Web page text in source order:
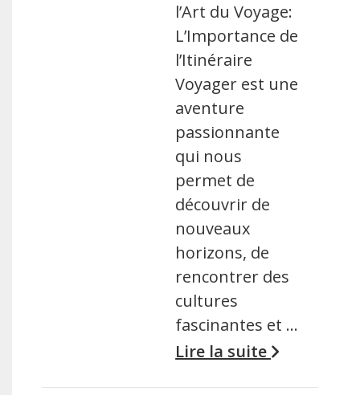
l’Art du Voyage:
L’Importance de
l’Itinéraire
Voyager est une
aventure
passionnante
qui nous
permet de
découvrir de
nouveaux
horizons, de
rencontrer des
cultures
fascinantes et …
Lire la suite